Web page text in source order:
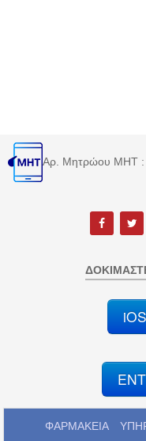
Αρ. Μητρώου MHT :
iOS
ΦΑΡΜΑΚΕΙΑ